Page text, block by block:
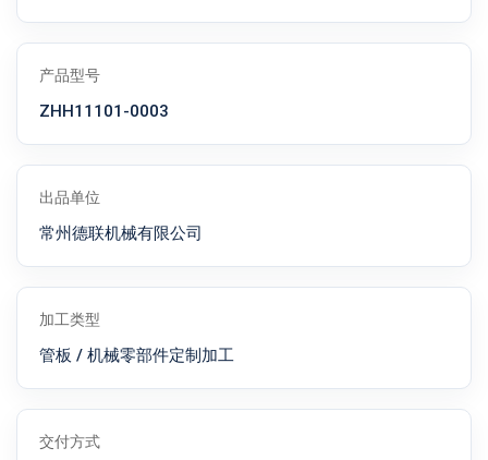
产品型号
ZHH11101-0003
出品单位
常州德联机械有限公司
加工类型
管板 / 机械零部件定制加工
交付方式